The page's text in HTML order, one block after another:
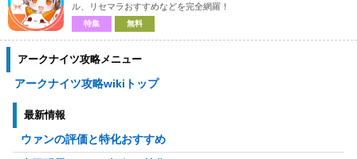
ル、リセマラおすすめなどを完全網羅！
特集 無料
アークナイツ攻略メニュー
アークナイツ攻略wikiトップ
最新情報
ウァンの評価と特化おすすめ